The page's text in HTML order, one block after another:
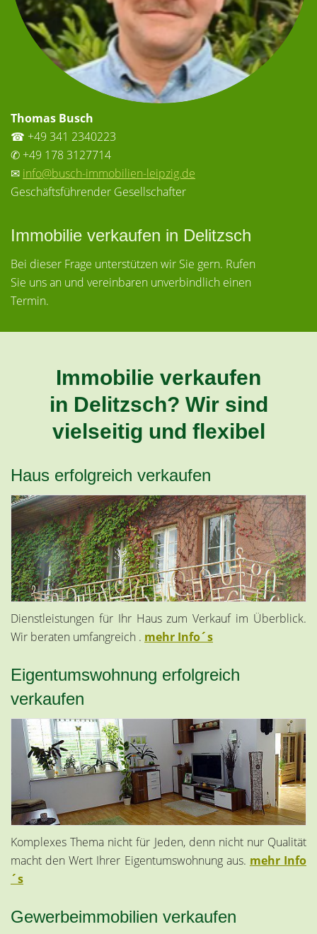
Thomas Busch
☎ +49 341 2340223
✆ +49 178 3127714
✉ info@busch-immobilien-leipzig.de
Geschäftsführender Gesellschafter
Immobilie verkaufen in Delitzsch
Bei dieser Frage unterstützen wir Sie gern. Rufen
Sie uns an und vereinbaren unverbindlich einen
Termin.
Immobilie verkaufen
in Delitzsch? Wir sind
vielseitig und flexibel
Haus erfolgreich verkaufen
Dienstleistungen für Ihr Haus zum Verkauf im Überblick.
Wir beraten umfangreich . mehr Info´s
Eigentumswohnung erfolgreich
verkaufen
Komplexes Thema nicht für Jeden, denn nicht nur Qualität
macht den Wert Ihrer Eigentumswohnung aus. mehr Info
´s
Gewerbeimmobilien verkaufen